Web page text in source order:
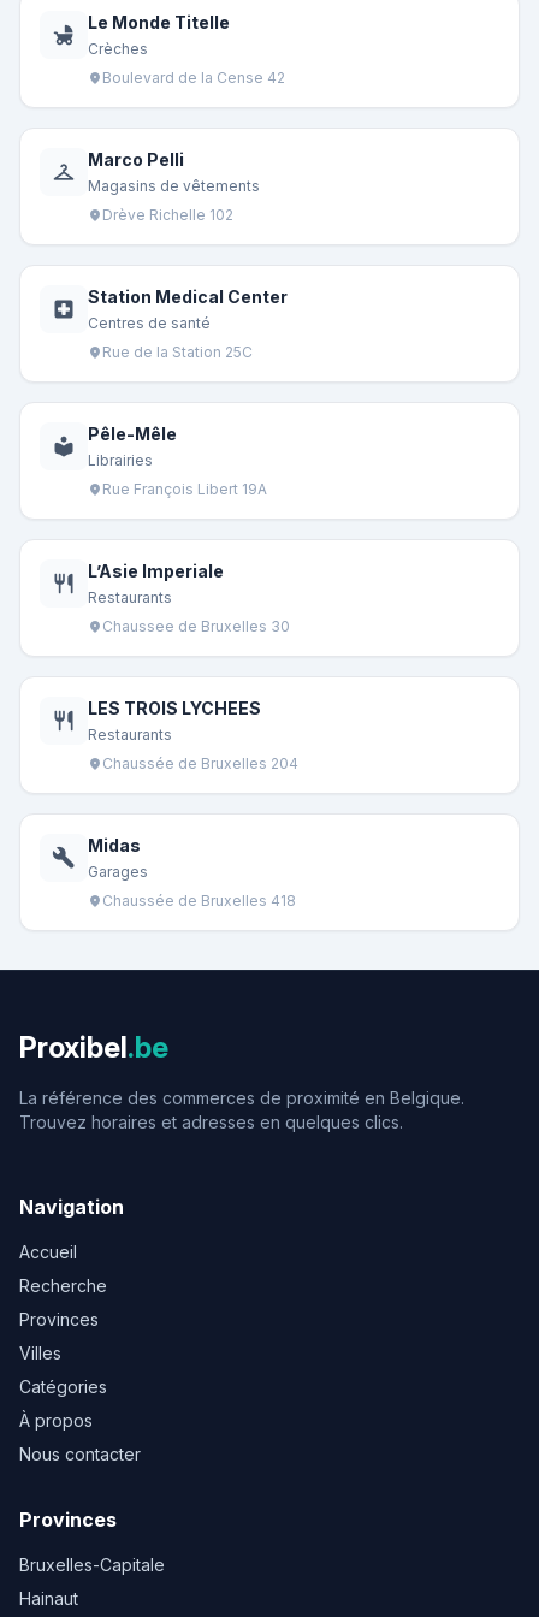
child_friendly
Le Monde Titelle
Crèches
location_on Boulevard de la Cense 42
checkroom
Marco Pelli
Magasins de vêtements
location_on Drève Richelle 102
local_hospital
Station Medical Center
Centres de santé
location_on Rue de la Station 25C
local_library
Pêle-Mêle
Librairies
location_on Rue François Libert 19A
restaurant
L’Asie Imperiale
Restaurants
location_on Chaussee de Bruxelles 30
restaurant
LES TROIS LYCHEES
Restaurants
location_on Chaussée de Bruxelles 204
build
Midas
Garages
location_on Chaussée de Bruxelles 418
Proxibel.be
La référence des commerces de proximité en Belgique.
Trouvez horaires et adresses en quelques clics.
Navigation
Accueil
Recherche
Provinces
Villes
Catégories
À propos
Nous contacter
Provinces
Bruxelles-Capitale
Hainaut